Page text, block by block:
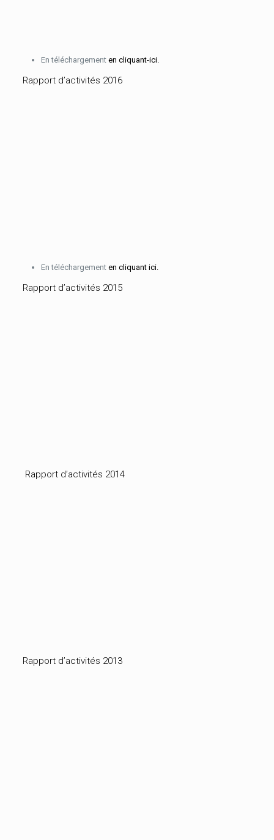
En téléchargement en cliquant-ici.
Rapport d’activités 2016
En téléchargement en cliquant ici.
Rapport d’activités 2015
Rapport d’activités 2014
Rapport d’activités 2013